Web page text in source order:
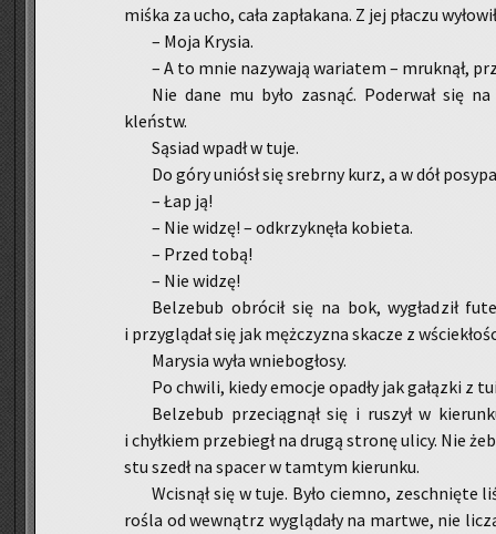
miśka za ucho, cała za­pła­ka­na. Z jej pła­czu
– Moja Kry­sia.
– A to mnie na­zy­wa­ją wa­ria­tem – mruk­nął,
Nie dane mu było za­snąć. Po­de­rwał się
kleństw.
Są­siad wpadł w tuje.
Do góry uniósł się srebr­ny kurz, a w dół
– Łap ją!
– Nie widzę! – od­krzyk­nę­ła ko­bie­ta.
– Przed tobą!
– Nie widzę!
Bel­ze­bub ob­ró­cił się na bok, wy­gła­dził
i przy­glą­dał się jak męż­czy­zna ska­cze z
Ma­ry­sia wyła wnie­bo­gło­sy.
Po chwi­li, kiedy emo­cje opa­dły jak ga­łąz­ki z
Bel­ze­bub prze­cią­gnął się i ru­szył w
i chył­kiem prze­biegł na drugą stro­nę ulicy. Nie
stu szedł na spa­cer w tam­tym kie­run­ku.
Wci­snął się w tuje. Było ciem­no, ze­schnię­te
ro­śla od we­wnątrz wy­glą­da­ły na mar­twe, nie